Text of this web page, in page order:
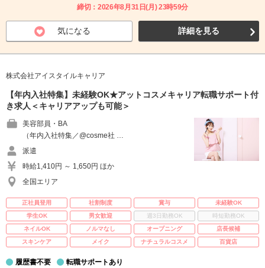
締切：2026年8月31日(月) 23時59分
気になる 詳細を見る
株式会社アイスタイルキャリア
【年内入社特集】未経験OK★アットコスメキャリア転職サポート付
き求人＜キャリアアップも可能＞
美容部員・BA
（年内入社特集／@cosme社 …
派遣
時給1,410円 ～ 1,650円 ほか
全国エリア
正社員登用 社割制度 賞与
未経験OK
学生OK
男女歓迎 週3日勤務OK
時短勤務OK
ネイルOK
ノルマなし オープニング
店長候補
スキンケア
メイク ナチュラルコスメ 百貨店
履歴書不要 転職サポートあり